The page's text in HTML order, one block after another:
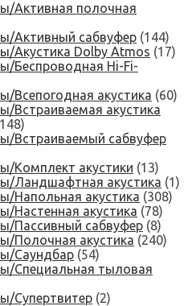
Активная полочная
Активный сабвуфер (144)
Акустика Dolby Atmos (17)
Беспроводная Hi-Fi-
Всепогодная акустика (60)
Встраиваемая акустика
Встраиваемый сабвуфер
Комплект акустики (13)
Ландшафтная акустика (1)
Напольная акустика (308)
Настенная акустика (78)
Пассивный сабвуфер (8)
Полочная акустика (240)
Саундбар (54)
Специальная тыловая
Супертвитер (2)